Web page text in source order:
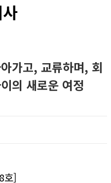
가고, 교류하며, 회
의 새로운 여정
호]